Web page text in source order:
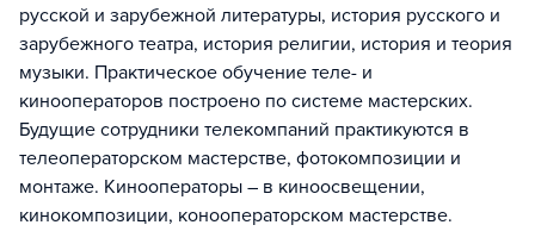
русской и зарубежной литературы, история русского и
зарубежного театра, история религии, история и теория
музыки. Практическое обучение теле- и
кинооператоров построено по системе мастерских.
Будущие сотрудники телекомпаний практикуются в
телеоператорском мастерстве, фотокомпозиции и
монтаже. Кинооператоры – в киноосвещении,
кинокомпозиции, конооператорском мастерстве.